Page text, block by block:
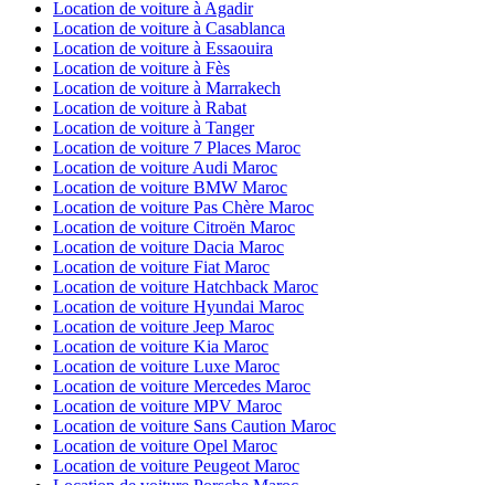
Location de voiture à Agadir
Location de voiture à Casablanca
Location de voiture à Essaouira
Location de voiture à Fès
Location de voiture à Marrakech
Location de voiture à Rabat
Location de voiture à Tanger
Location de voiture 7 Places Maroc
Location de voiture Audi Maroc
Location de voiture BMW Maroc
Location de voiture Pas Chère Maroc
Location de voiture Citroën Maroc
Location de voiture Dacia Maroc
Location de voiture Fiat Maroc
Location de voiture Hatchback Maroc
Location de voiture Hyundai Maroc
Location de voiture Jeep Maroc
Location de voiture Kia Maroc
Location de voiture Luxe Maroc
Location de voiture Mercedes Maroc
Location de voiture MPV Maroc
Location de voiture Sans Caution Maroc
Location de voiture Opel Maroc
Location de voiture Peugeot Maroc